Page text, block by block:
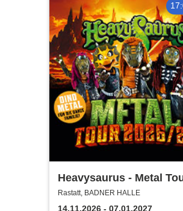
Heavysaurus - Metal
2026/27
Rastatt, BADNER HALLE
14.11.2026 - 07.01.2027